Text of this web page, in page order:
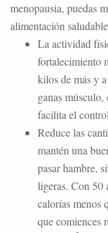
menopausia, puedas
alimentación
La actividad
fortalecimiento
kilos de más y
ganas
facilita el
Reduce las
mantén una
pasar hambre,
ligeras. Con 50
calorías menos
que comiences